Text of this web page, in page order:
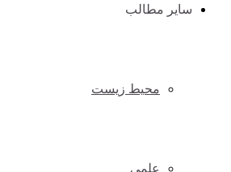
سایر مطالب
محیط زیست
علمی